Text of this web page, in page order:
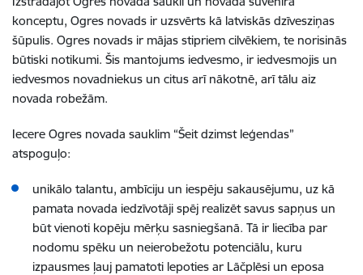
konceptu, Ogres novads ir uzsvērts kā latviskās dzīvesziņas
šūpulis. Ogres novads ir mājas stipriem cilvēkiem, te norisinās
būtiski notikumi. Šis mantojums iedvesmo, ir iedvesmojis un
iedvesmos novadniekus un citus arī nākotnē, arī tālu aiz
novada robežām.
Iecere Ogres novada sauklim “Šeit dzimst leģendas”
atspoguļo:
unikālo talantu, ambīciju un iespēju sakausējumu, uz kā
pamata novada iedzīvotāji spēj realizēt savus sapņus un
būt vienoti kopēju mērķu sasniegšanā. Tā ir liecība par
nodomu spēku un neierobežotu potenciālu, kuru
izpausmes ļauj pamatoti lepoties ar Lāčplēsi un eposa